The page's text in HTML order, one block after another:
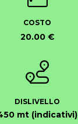
COSTO
20.00 €
DISLIVELLO
mt (indicativi)